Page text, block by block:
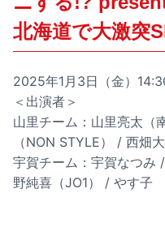
北海道で大激突
2025年1月3日（金）
＜出演者＞
山里チーム：山里亮太（
（NON STYLE） / 西畑
宇賀チーム：宇賀なつみ
野純喜（JO1） / やす子